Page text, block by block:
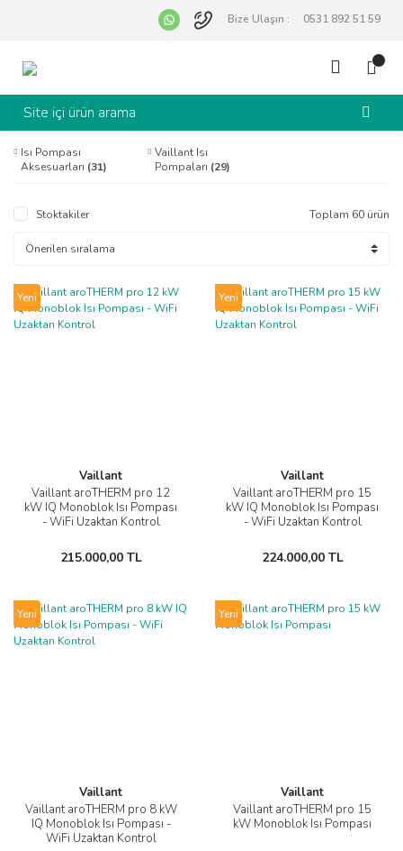
Bize Ulaşın : 0531 892 51 59
Isı Pompası
Aksesuarları (31)
Vaillant Isı
Pompaları (29)
Stoktakiler Toplam 60 ürün
Yeni
Vaillant
Vaillant aroTHERM pro 12
kW IQ Monoblok Isı Pompası
- WiFi Uzaktan Kontrol
215.000,00 TL
Yeni
Vaillant
Vaillant aroTHERM pro 15
kW IQ Monoblok Isı Pompası
- WiFi Uzaktan Kontrol
224.000,00 TL
Yeni
Vaillant
Vaillant aroTHERM pro 8 kW
IQ Monoblok Isı Pompası -
WiFi Uzaktan Kontrol
Yeni
Vaillant
Vaillant aroTHERM pro 15
kW Monoblok Isı Pompası